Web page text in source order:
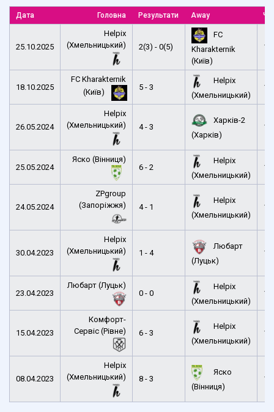
Дата Головна Результати Away
25.10.2025
Helpix
(Хмельницький)
2(3) - 0(5)
FC
Kharakternik
(Київ)
18.10.2025
FC Kharakternik
(Київ)
5 - 3
Helpix
(Хмельницький)
26.05.2024
Helpix
(Хмельницький)
4 - 3
Харків-2
(Харків)
25.05.2024
Яско (Вінниця)
6 - 2
Helpix
(Хмельницький)
24.05.2024
ZPgroup
(Запоріжжя)
4 - 1
Helpix
(Хмельницький)
30.04.2023
Helpix
(Хмельницький)
1 - 4
Любарт
(Луцьк)
23.04.2023
Любарт (Луцьк)
0 - 0
Helpix
(Хмельницький)
15.04.2023
Комфорт-
Сервіс (Рівне)
6 - 3
Helpix
(Хмельницький)
08.04.2023
Helpix
(Хмельницький)
8 - 3
Яско
(Вінниця)